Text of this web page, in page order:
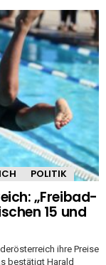
POLITIK
„Freibad-
15 und
ihre Preise
bestätigt Harald